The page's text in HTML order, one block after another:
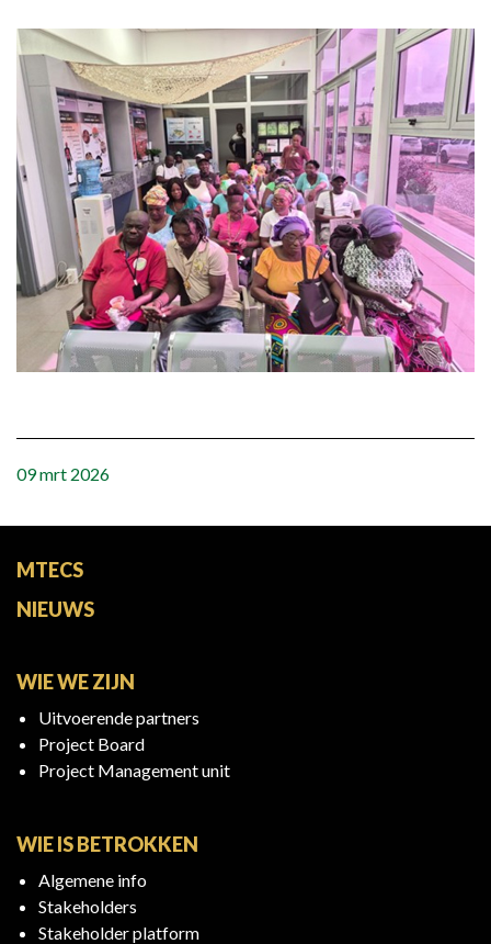
09 mrt 2026
MTECS
NIEUWS
WIE WE ZIJN
Uitvoerende partners
Project Board
Project Management unit
WIE IS BETROKKEN
Algemene info
Stakeholders
Stakeholder platform